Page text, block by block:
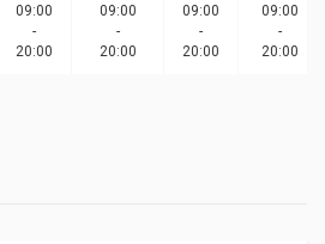
09:00
-
20:00
09:00
-
20:00
09:00
-
20:00
09:00
-
20:00